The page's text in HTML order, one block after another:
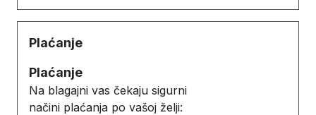
Plaćanje
Plaćanje
Na blagajni vas čekaju sigurni
načini plaćanja po vašoj želji: